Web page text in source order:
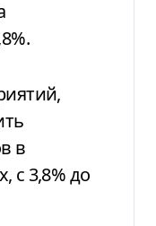
в
с 3,8% до